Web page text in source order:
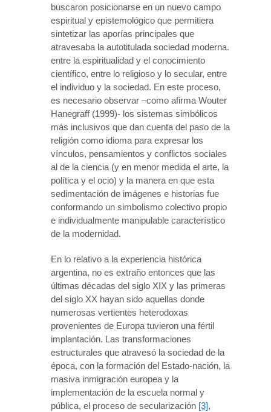
buscaron posicionarse en un nuevo campo
espiritual y epistemológico que permitiera
sintetizar las aporías principales que
atravesaba la autotitulada sociedad moderna.
entre la espiritualidad y el conocimiento
científico, entre lo religioso y lo secular, entre
el individuo y la sociedad. En este proceso,
es necesario observar –como afirma Wouter
Hanegraff (1999)- los sistemas simbólicos
más inclusivos que dan cuenta del paso de la
religión como idioma para expresar los
vínculos, pensamientos y conflictos sociales
al de la ciencia (y en menor medida el arte, la
política y el ocio) y la manera en que esta
sedimentación de imágenes e historias fue
conformando un simbolismo colectivo propio
e individualmente manipulable característico
de la modernidad.
En lo relativo a la experiencia histórica
argentina, no es extraño entonces que las
últimas décadas del siglo XIX y las primeras
del siglo XX hayan sido aquellas donde
numerosas vertientes heterodoxas
provenientes de Europa tuvieron una fértil
implantación. Las transformaciones
estructurales que atravesó la sociedad de la
época, con la formación del Estado-nación, la
masiva inmigración europea y la
implementación de la escuela normal y
pública, el proceso de secularización [3],